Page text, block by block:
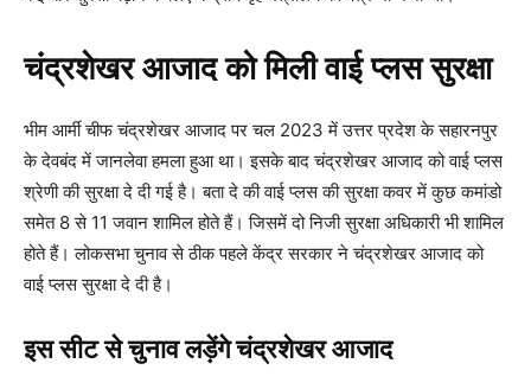
चंद्रशेखर आजाद को मिली वाई प्लस सुरक्षा
भीम आर्मी चीफ चंद्रशेखर आजाद पर चल 2023 में उत्तर प्रदेश के सहारनपुर
के देवबंद में जानलेवा हमला हुआ था। इसके बाद चंद्रशेखर आजाद को वाई प्लस
श्रेणी की सुरक्षा दे दी गई है। बता दे की वाई प्लस की सुरक्षा कवर में कुछ कमांडो
समेत 8 से 11 जवान शामिल होते हैं। जिसमें दो निजी सुरक्षा अधिकारी भी शामिल
होते हैं। लोकसभा चुनाव से ठीक पहले केंद्र सरकार ने चंद्रशेखर आजाद को
वाई प्लस सुरक्षा दे दी है।
इस सीट से चुनाव लड़ेंगे चंद्रशेखर आजाद